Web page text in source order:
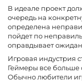
В идеале проект
очередь на
определена
пойдет по
оправдывает
Игровая индустрия
Геймеры все больше
Обычно любители